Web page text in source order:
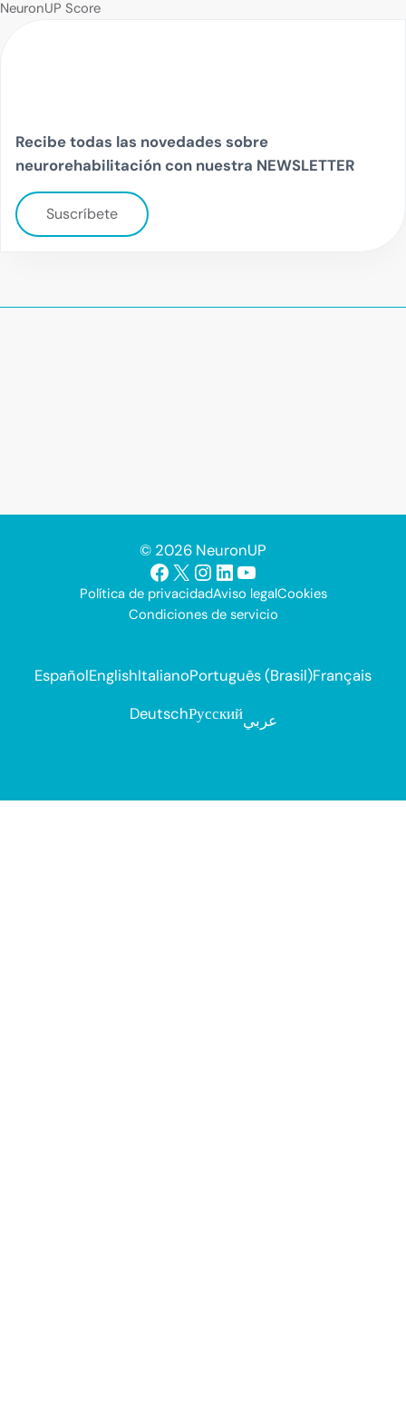
NeuronUP Score
Recibe todas las novedades sobre
neurorehabilitación con nuestra NEWSLETTER
Suscríbete
© 2026 NeuronUP
Facebook
X Instagram
LinkedIn
YouTube
Política de privacidadAviso legalCookies
Condiciones de servicio
EspañolEnglishItalianoPortuguês (Brasil)Français
DeutschРусскийعربي